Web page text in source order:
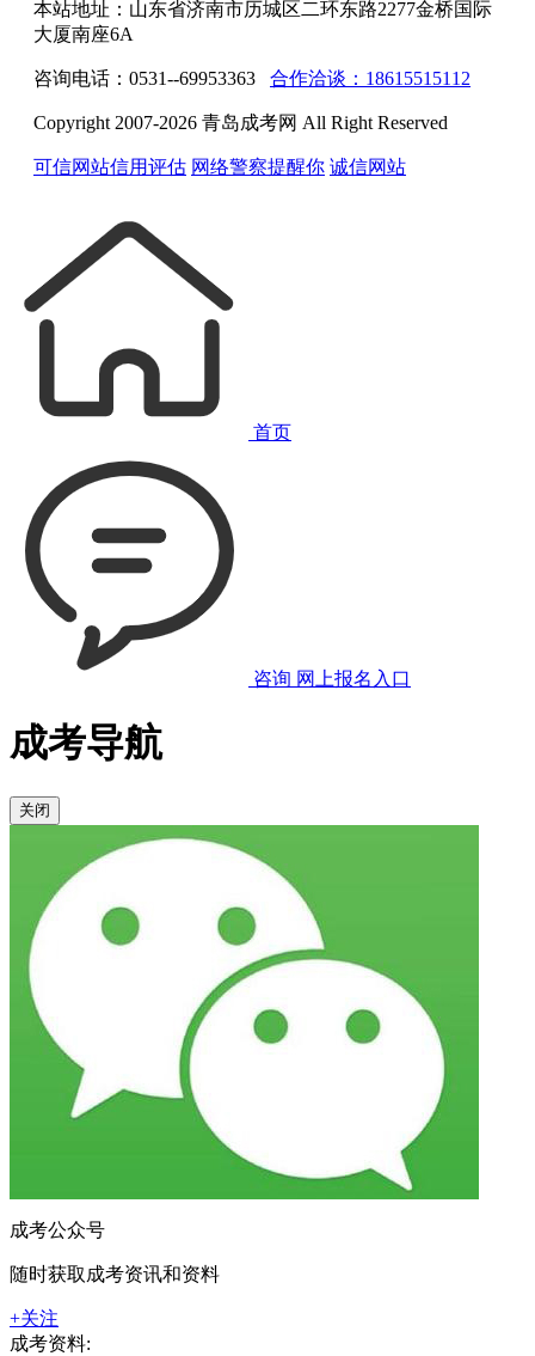
本站地址：山东省济南市历城区二环东路2277金桥国际
大厦南座6A
咨询电话：0531--69953363 合作洽谈：18615515112
Copyright 2007-2026 青岛成考网 All Right Reserved
可信网站信用评估 网络警察提醒你 诚信网站
首页
咨询 网上报名入口
成考导航
关闭
成考公众号
随时获取成考资讯和资料
+关注
成考资料: